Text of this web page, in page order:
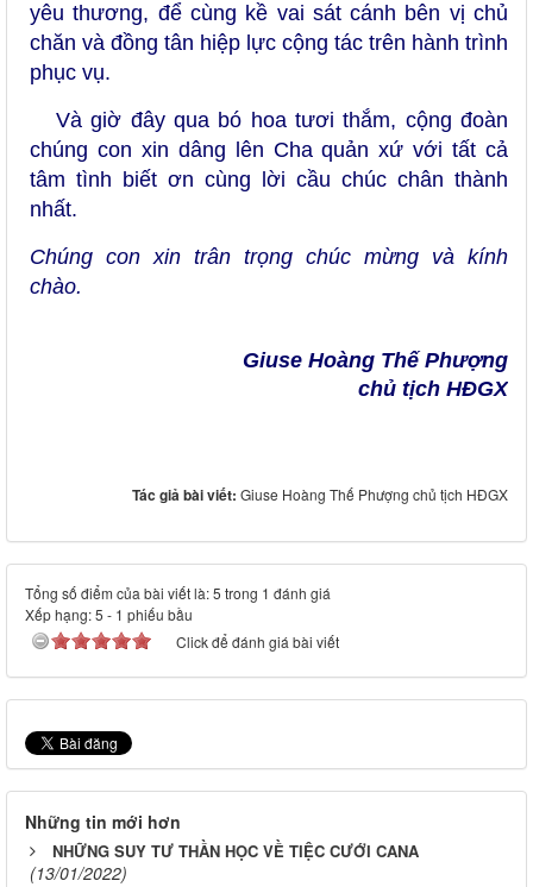
yêu thương, để cùng kề vai sát cánh bên vị chủ
chăn và đồng tân hiệp lực cộng tác trên hành trình
phục vụ.
Và giờ đây qua bó hoa tươi thắm, cộng đoàn
chúng con xin dâng lên Cha quản xứ với tất cả
tâm tình biết ơn cùng lời cầu chúc chân thành
nhất.
Chúng con xin trân trọng chúc mừng và kính
chào.
Giuse Hoàng Thế Phượng
chủ tịch HĐGX
Tác giả bài viết: Giuse Hoàng Thế Phượng chủ tịch HĐGX
Tổng số điểm của bài viết là: 5 trong 1 đánh giá
Xếp hạng:5 - 1 phiếu bầu
Click để đánh giá bài viết
Những tin mới hơn
NHỮNG SUY TƯ THẦN HỌC VỀ TIỆC CƯỚI CANA
(13/01/2022)